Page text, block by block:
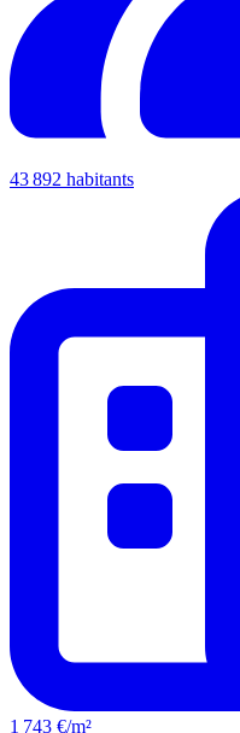
43 892 habitants
1 743 €/m²